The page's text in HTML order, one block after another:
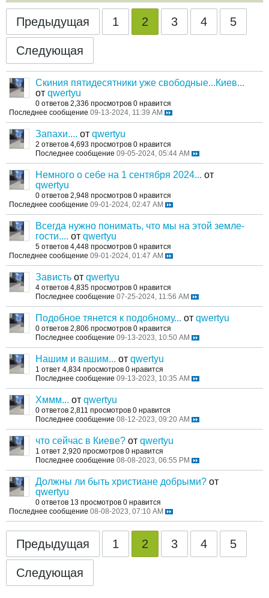
Предыдущая 1 2 3 4 5
Следующая
Скиния пятидесятники уже свободные...Киев...
от qwertyu
0 ответов 2,336 просмотров 0 нравится
Последнее сообщение 09-13-2024, 11:39 AM
Запахи.... от qwertyu
2 ответов 4,693 просмотров 0 нравится
Последнее сообщение 09-05-2024, 05:44 AM
Немного о себе на 1 сентября 2024... от
qwertyu
0 ответов 2,948 просмотров 0 нравится
Последнее сообщение 09-01-2024, 02:47 AM
Всегда нужно понимать, что мы на этой земле-
гости.... от qwertyu
5 ответов 4,448 просмотров 0 нравится
Последнее сообщение 09-01-2024, 01:47 AM
Зависть от qwertyu
4 ответов 4,835 просмотров 0 нравится
Последнее сообщение 07-25-2024, 11:56 AM
Подобное тянется к подобному... от qwertyu
0 ответов 2,806 просмотров 0 нравится
Последнее сообщение 09-13-2023, 10:50 AM
Нашим и вашим... от qwertyu
1 ответ 4,834 просмотров 0 нравится
Последнее сообщение 09-13-2023, 10:35 AM
Хммм... от qwertyu
0 ответов 2,811 просмотров 0 нравится
Последнее сообщение 08-12-2023, 09:20 AM
что сейчас в Киеве? от qwertyu
1 ответ 2,920 просмотров 0 нравится
Последнее сообщение 08-08-2023, 06:55 PM
Должны ли быть христиане добрыми? от
qwertyu
0 ответов 13 просмотров 0 нравится
Последнее сообщение 08-08-2023, 07:10 AM
Предыдущая 1 2 3 4 5
Следующая